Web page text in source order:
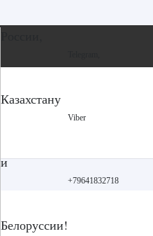
Казахстану
и
Белоруссии!
Viber
+79641832718